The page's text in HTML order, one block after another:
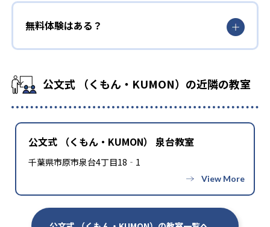
無料体験はある？
公文式 （くもん・KUMON）の近隣の教室
公文式 （くもん・KUMON） 泉台教室
千葉県市原市泉台4丁目18‐1